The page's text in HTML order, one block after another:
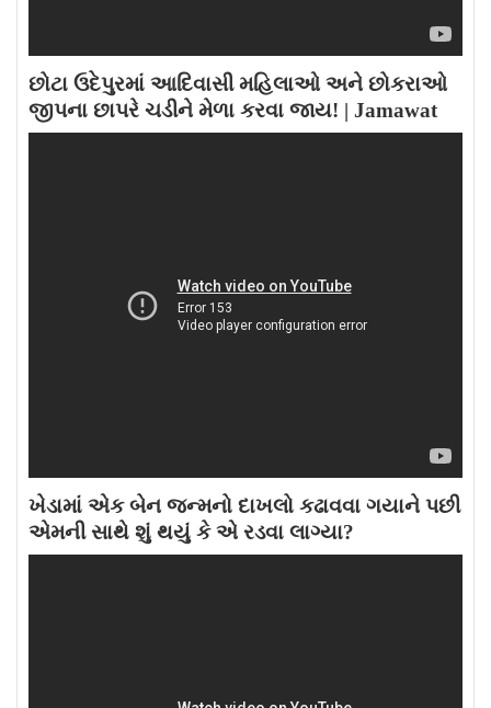
છોટા ઉદેપુરમાં આદિવાસી મહિલાઓ અને છોકરાઓ
જીપના છાપરે ચડીને મેળા કરવા જાય! | Jamawat
ખેડામાં એક બેન જન્મનો દાખલો કઢાવવા ગયાને પછી
એમની સાથે શું થયું કે એ રડવા લાગ્યા?